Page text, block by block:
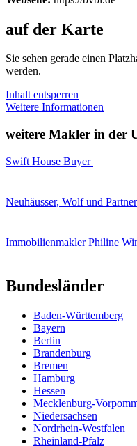
auf der Karte
Sie sehen gerade einen
werden.
Inhalt entsperren
Weitere Informationen
weitere Makler in der
Swift House Buyer
Neuhäusser, Wolf und
Immobilienmakler Philine
Bundesländer
Baden-Württemberg
Bayern
Berlin
Brandenburg
Bremen
Hamburg
Hessen
Mecklenburg-
Niedersachsen
Nordrhein-Westfalen
Rheinland-Pfalz